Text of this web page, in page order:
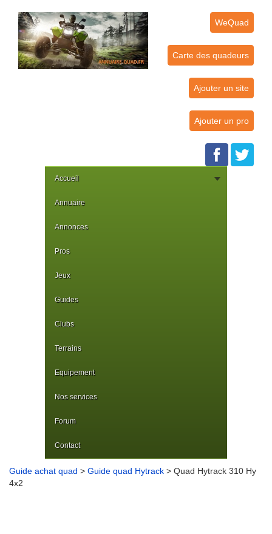
WeQuad
Carte des quadeurs
Ajouter un site
Ajouter un pro
Accueil
Annuaire
Annonces
Pros
Jeux
Guides
Clubs
Terrains
Equipement
Nos services
Forum
Contact
Guide achat quad > Guide quad Hytrack > Quad Hytrack 310 Hy
4x2